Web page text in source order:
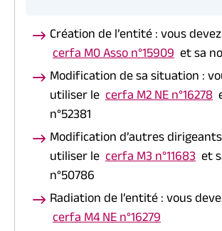
Création de l’entité : vous
cerfa M0 Asso n°15909 et sa
Modification de sa situation :
utiliser le cerfa M2 NE n°16278
n°52381
Modification d’autres
utiliser le cerfa M3 n°11683 et
n°50786
Radiation de l’entité : vous
cerfa M4 NE n°16279